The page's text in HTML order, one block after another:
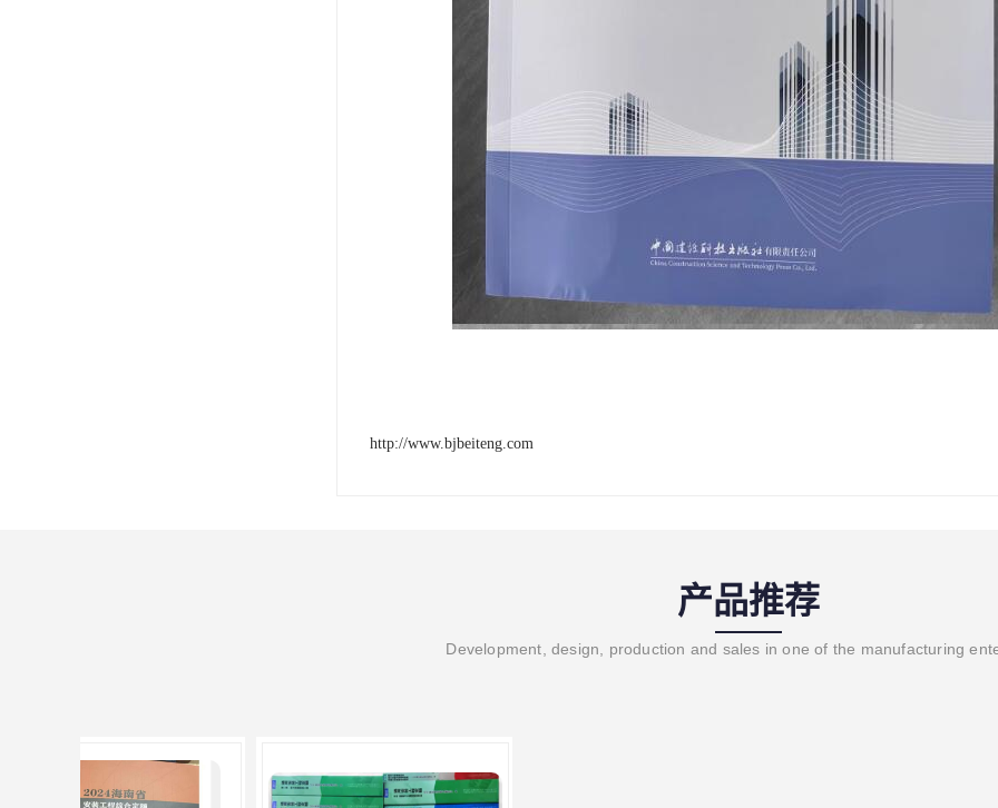
http://www.bjbeiteng.com
产品推荐
Development, design, production and sales in one of the manufacturing